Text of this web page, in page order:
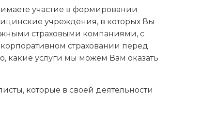
участие в формировании
учреждения, в которых Вы
страховыми компаниями, с
страховании перед
какие услуги мы можем Вам оказать
которые в своей деятельности